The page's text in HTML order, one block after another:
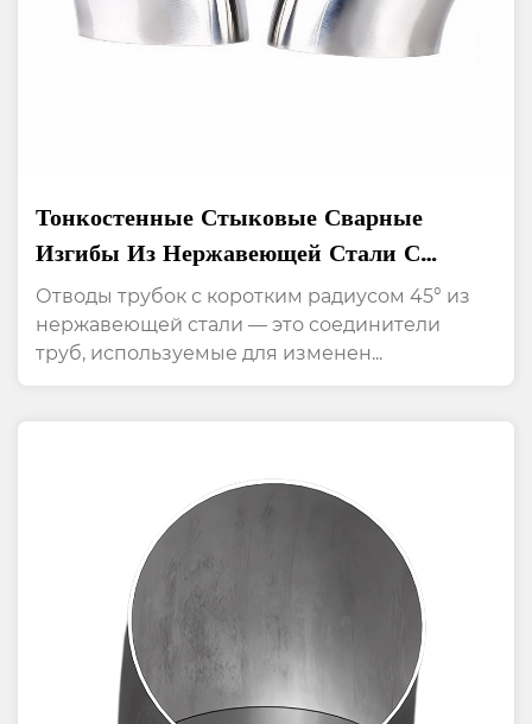
Тонкостенные Стыковые Сварные
Изгибы Из Нержавеющей Стали С
Коротким Радиусом 45°
Отводы трубок с коротким радиусом 45° из
нержавеющей стали — это соединители
труб, используемые для изменен...